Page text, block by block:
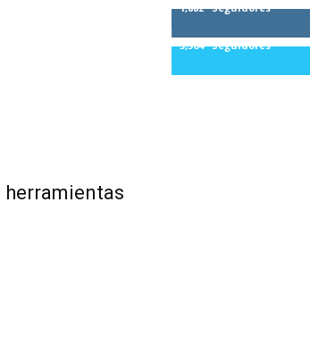
herramientas
1,882 Seguidores
5,564
Seguidores